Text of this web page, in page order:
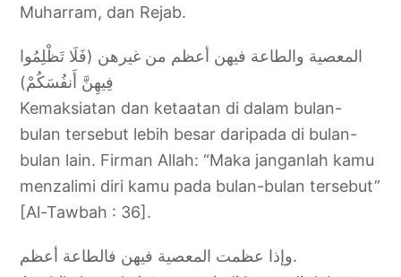
Muharram, dan Rejab.
المعصية والطاعة فيهن أعظم من غيرهن (فَلَا تَظْلِمُوا
فِيهِنَّ أَنفُسَكُمْ)
Kemaksiatan dan ketaatan di dalam bulan-
bulan tersebut lebih besar daripada di bulan-
bulan lain. Firman Allah: “Maka janganlah kamu
menzalimi diri kamu pada bulan-bulan tersebut”
[Al-Tawbah : 36].
وإذا عظمت المعصية فيهن فالطاعة أعظم.